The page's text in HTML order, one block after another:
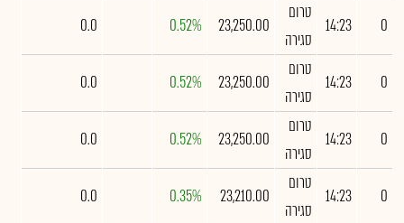
0
14:23
טרום
סגירה
23,250.00
0.52%
0.0
0
14:23
טרום
סגירה
23,250.00
0.52%
0.0
0
14:23
טרום
סגירה
23,250.00
0.52%
0.0
0
14:23
טרום
סגירה
23,210.00
0.35%
0.0